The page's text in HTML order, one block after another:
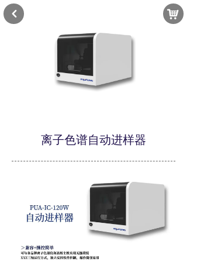
离子色谱自动进样器
낙
낒